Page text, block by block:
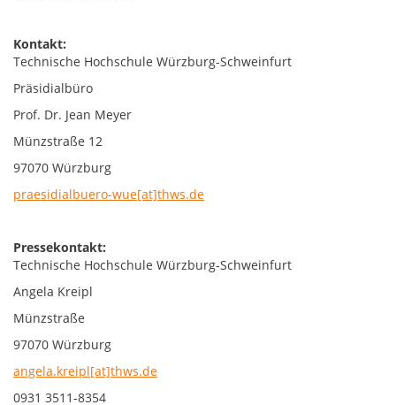
Kontakt:
Technische Hochschule Würzburg-Schweinfurt
Präsidialbüro
Prof. Dr. Jean Meyer
Münzstraße 12
97070 Würzburg
praesidialbuero-wue[at]thws.de
Pressekontakt:
Technische Hochschule Würzburg-Schweinfurt
Angela Kreipl
Münzstraße
97070 Würzburg
angela.kreipl[at]thws.de
0931 3511-8354